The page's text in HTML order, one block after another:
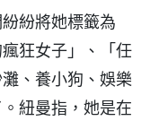
紛將她標籤為
瘋狂女子」、「任
、養小狗、娛樂
紐曼指，她是在